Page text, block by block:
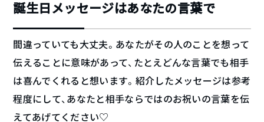
誕生日メッセージはあなたの言葉で
間違っていても大丈夫。あなたがその人のことを想って
伝えることに意味があって、たとえどんな言葉でも相手
は喜んでくれると想います。紹介したメッセージは参考
程度にして、あなたと相手ならではのお祝いの言葉を伝
えてあげてください♡